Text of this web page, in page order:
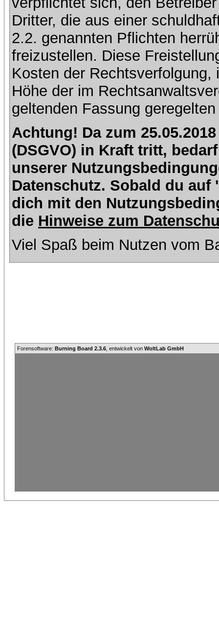
Dritter, die aus einer
2.2. genannten Pflichten
freizustellen. Diese
Kosten der
Höhe der im
geltenden Fassung
Achtung! Da zum
(DSGVO) in Kraft tritt,
unserer
Datenschutz. Sobald du
dich mit den
die Hinweise zum
Viel Spaß beim Nutzen vom
Forensoftware: Burning Board 2.3.6 , entwickelt von WoltLab GmbH